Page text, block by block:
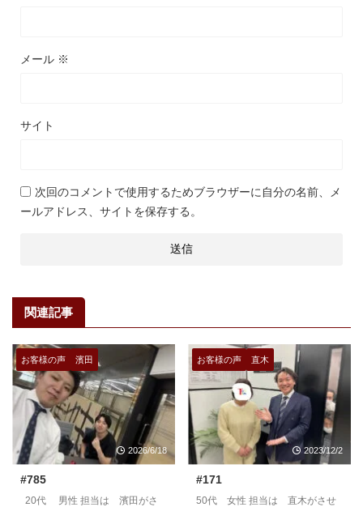
メール ※
サイト
次回のコメントで使用するためブラウザーに自分の名前、メ
ールアドレス、サイトを保存する。
関連記事
お客様の声 濱田
2026/6/18
#785
20代 男性 担当は 濱田がさ
お客様の声 直木
2023/12/2
#171
50代 女性 担当は 直木がさせ